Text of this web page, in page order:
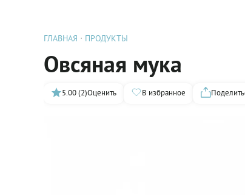
ГЛАВНАЯ ПРОДУКТЫ
Овсяная мука
5.00 (2)Оценить В избранное